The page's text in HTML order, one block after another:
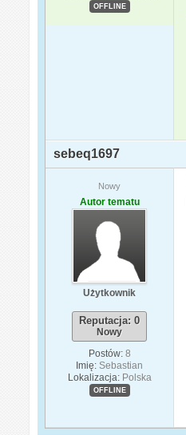
OFFLINE
sebeq1697
Nowy
Autor tematu
Użytkownik
Reputacja: 0
Nowy
Postów: 8
Imię: Sebastian
Lokalizacja: Polska
OFFLINE